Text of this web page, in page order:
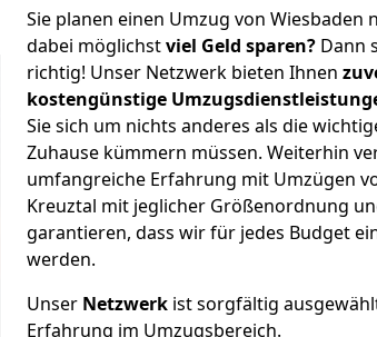
Sie planen einen Umzug von Wiesbaden
dabei möglichstviel Geld sparen? Dann
richtig! Unser Netzwerk bieten Ihnen
kostengünstige
Sie sich um nichts anderes als die
Zuhause kümmern müssen. Weiterhin
umfangreiche Erfahrung mit Umzügen
Kreuztal mit jeglicher Größenordnung
garantieren, dass wir für jedes Budget
werden.
Unser Netzwerk ist sorgfältig
Erfahrung im Umzugsbereich.